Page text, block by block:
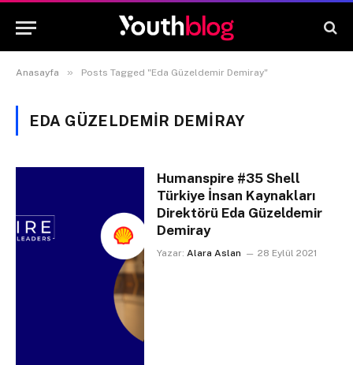
Anasayfa » Posts Tagged "Eda Güzeldemir Demiray"
EDA GÜZELDEMIR DEMIRAY
Humanspire #35 Shell
Türkiye İnsan Kaynakları
Direktörü Eda Güzeldemir
Demiray
Yazar: Alara Aslan 28 Eylül 2021